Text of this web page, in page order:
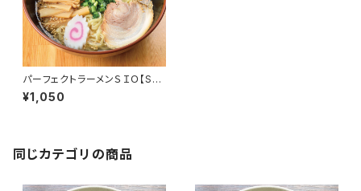
パーフェクトラーメンＳＩＯ【S】3
食セット 麺とスープ 塩ラーメン
生麺 多加水中太縮れ麺 会津の
¥1,050
同じカテゴリの商品